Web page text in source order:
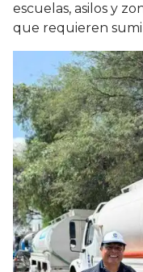
escuelas, asilos y
que requieren